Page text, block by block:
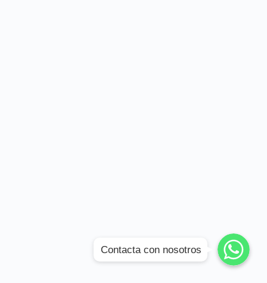
WhatsApp
WhatsApp
WhatsApp
Contacta con nosotros